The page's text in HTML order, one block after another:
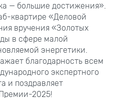
— большие достижения».
квартире «Деловой
вручения «Золотых
в сфере малой
энергетики.
благодарность всем
экспертного
и поздравляет
2025!